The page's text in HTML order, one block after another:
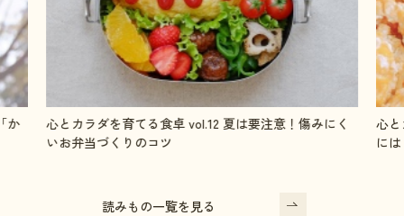
く
心とカラダを育てる食卓 vol.11 毎日チャージ！成長期
には「鉄」を摂ろう
心
整
読みもの一覧を見る